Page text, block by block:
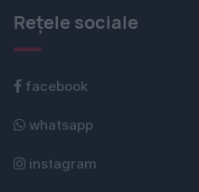
Rețele sociale
facebook
whatsapp
instagram